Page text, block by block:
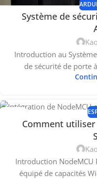
Système de
Introduction au
de sécurité de porte
Comment utiliser
Introduction NodeMCU
équipé de capacités